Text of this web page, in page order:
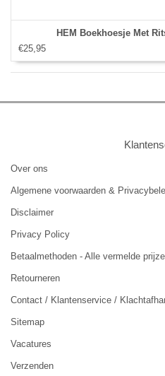
HEM Boekhoesje Met
€25,95
Over ons
Algemene voorwaarden &
Disclaimer
Privacy Policy
Betaalmethoden - Alle vermelde
Retourneren
Contact / Klantenservice /
Sitemap
Vacatures
Verzenden